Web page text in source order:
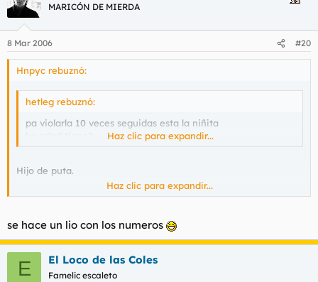
MARICÓN DE MIERDA
8 Mar 2006 #20
Hnpyc rebuznó:
hetleg rebuznó:
pa violarla 10 veces seguidas esta la niñita
Haz clic para expandir...
Hijo de puta.
¿Qué parte de su fecha de nacimiento no has comprendido?
Haz clic para expandir...
se hace un lio con los numeros
E El Loco de las Coles
Famelic escaleto